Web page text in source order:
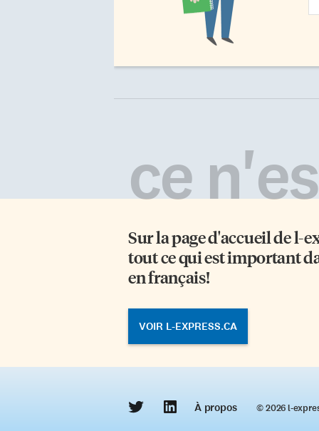
ce
Sur la page d'accueil del-
tout ce qui est important
en français!
VOIR L-EXPRESS.CA
À propos © 2026